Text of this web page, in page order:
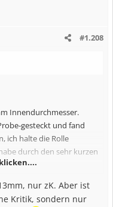
nächste Aufbau im
#1.208
Innendurchmesser.
gesteckt und fand
ich halte die Rolle
durch den sehr kurzen
nur zK. Aber ist
Kritik, sondern nur